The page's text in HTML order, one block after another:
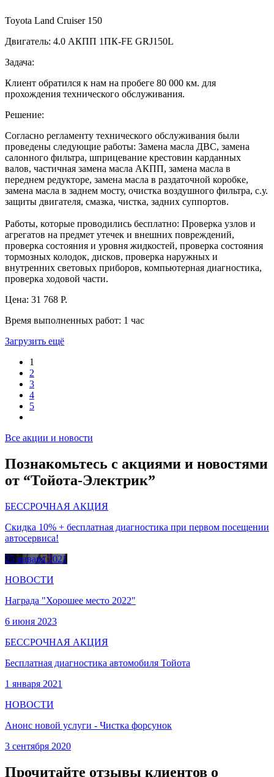
Toyota Land Cruiser 150
Двигатель: 4.0 АКПП 1ПК-FE GRJ150L
Задача:
Клиент обратился к нам на пробеге 80 000 км. для
прохождения технического обслуживания.
Решение:
Согласно регламенту технического обслуживания были
проведены следующие работы: Замена масла ДВС, замена
салонного фильтра, шприцевание крестовин карданных
валов, частичная замена масла АКПП, замена масла в
переднем редукторе, замена масла в раздаточной коробке,
замена масла в заднем мосту, очистка воздушного фильтра, с.у.
защиты двигателя, смазка, чистка, задних суппортов.
Работы, которые проводились бесплатно: Проверка узлов и
агрегатов на предмет утечек и внешних повреждений,
проверка состояния и уровня жидкостей, проверка состояния
тормозных колодок, дисков, проверка наружных и
внутренних световых приборов, компьютерная диагностика,
проверка ходовой части.
Цена: 31 768 Р.
Время выполненных работ: 1 час
Загрузить ещё
1
2
3
4
5
Все акции и новости
Познакомьтесь с акциями и новостями
от “Тойота-Электрик”
БЕССРОЧНАЯ АКЦИЯ
Скидка 10% + бесплатная диагностика при первом посещении
автосервиса!
25 января 2021
НОВОСТИ
Награда "Хорошее место 2022"
6 июня 2023
БЕССРОЧНАЯ АКЦИЯ
Бесплатная диагностика автомобиля Тойота
1 января 2021
НОВОСТИ
Анонс новой услуги - Чистка форсунок
3 сентября 2020
Прочитайте отзывы клиентов о